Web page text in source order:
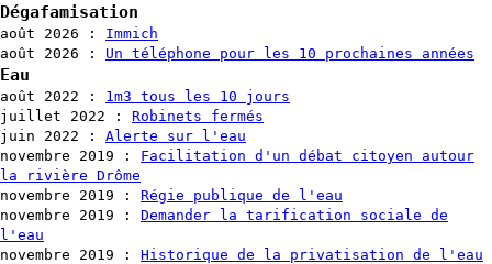
Dégafamisation
août 2026 :
Immich
août 2026
: Un téléphone pour les 10 prochaines années
Eau
août 2022 :
1m3 tous les 10 jours
juillet 2022
:
Robinets fermés
juin 2022
:
Alerte sur l'eau
novembre 2019
:
Facilitation d'un débat citoyen autour
la rivière Drôme
novembre 2019
:
Régie publique de l'eau
novembre 2019
:
Demander la tarification sociale de
l'eau
novembre 2019
:
Historique de la privatisation de l'eau